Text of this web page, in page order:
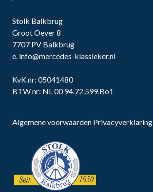
Stolk Balkbrug
Groot Oever 8
7707 PV Balkbrug
e. info@mercedes-klassieker.nl
KvK nr: 05041480
BTW nr: NL 00 94.72.599.Bo1
Algemene voorwaarden Privacyverklaring